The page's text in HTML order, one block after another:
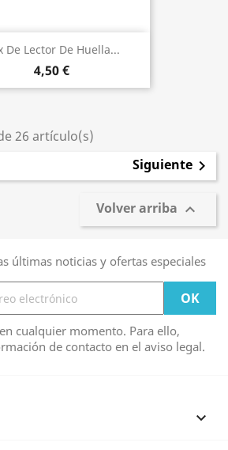
De Lector De Huella...
4,50 €
26 artículo(s)
Siguiente 
Volver arriba 
últimas noticias y ofertas especiales
cualquier momento. Para ello,
de contacto en el aviso legal.
